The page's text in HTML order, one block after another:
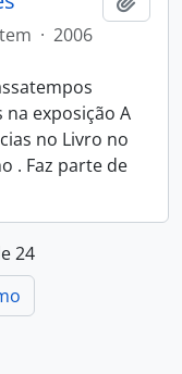
· 2006
exposição A
no Livro no
. Faz parte de
24